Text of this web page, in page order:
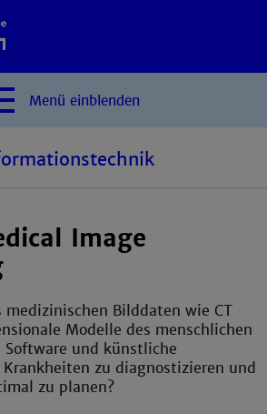
Menü einblenden
Image
medizinischen Bilddaten wie CT
Modelle des menschlichen
Software und künstliche
zu diagnostizieren und
zu planen?